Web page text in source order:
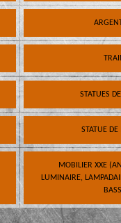
STATUES
STATUE
MOBILIER XXE
LUMINAIRE,